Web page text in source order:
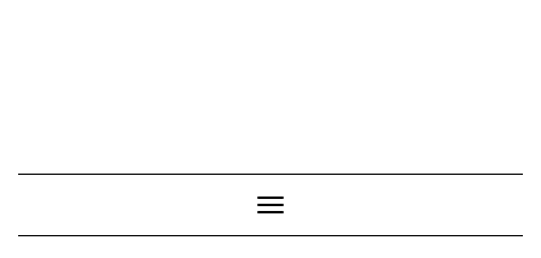
Cambiar modo de navegación